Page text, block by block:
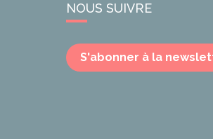
NOUS SUIVRE
S'abonner à la